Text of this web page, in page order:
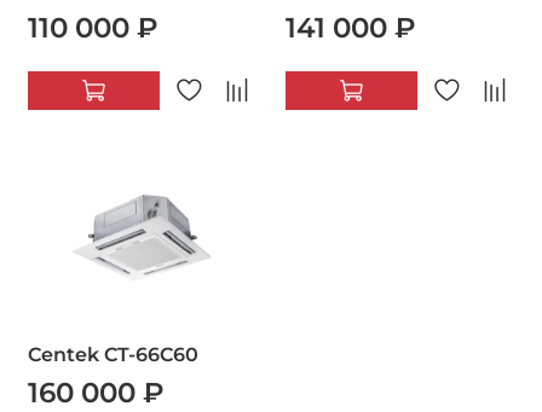
110 000 ₽ 141 000 ₽
Centek CT-66C60
160 000 ₽